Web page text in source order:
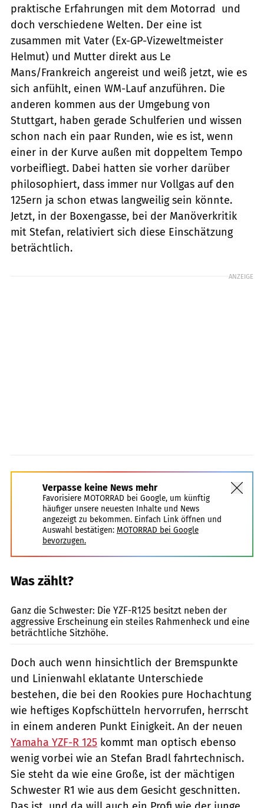
praktische Erfahrungen mit dem Motorrad  und
doch verschiedene Welten. Der eine ist
zusammen mit Vater (Ex-GP-Vizeweltmeister
Helmut) und Mutter direkt aus Le
Mans/Frankreich angereist und weiß jetzt, wie es
sich anfühlt, einen WM-Lauf anzuführen. Die
anderen kommen aus der Umgebung von
Stuttgart, haben gerade Schulferien und wissen
schon nach ein paar Runden, wie es ist, wenn
einer in der Kurve außen mit doppeltem Tempo
vorbeifliegt. Dabei hatten sie vorher darüber
philosophiert, dass immer nur Vollgas auf den
125ern ja schon etwas langweilig sein könnte.
Jetzt, in der Boxengasse, bei der Manöverkritik
mit Stefan, relativiert sich diese Einschätzung
beträchtlich.
ANZEIGE
Verpasse keine News mehr
Favorisiere MOTORRAD bei Google, um künftig
häufiger unsere neuesten Inhalte und News
angezeigt zu bekommen. Einfach Link öffnen und
Auswahl bestätigen: MOTORRAD bei Google
bevorzugen.
Was zählt?
Ganz die Schwester: Die YZF-R125 besitzt neben der
aggressive Erscheinung ein steiles Rahmenheck und eine
beträchtliche Sitzhöhe.
Doch auch wenn hinsichtlich der Bremspunkte
und Linienwahl eklatante Unterschiede
bestehen, die bei den Rookies pure Hochachtung
wie heftiges Kopfschütteln hervorrufen, herrscht
in einem anderen Punkt Einigkeit. An der neuen
Yamaha YZF-R 125 kommt man optisch ebenso
wenig vorbei wie an Stefan Bradl fahrtechnisch.
Sie steht da wie eine Große, ist der mächtigen
Schwester R1 wie aus dem Gesicht geschnitten.